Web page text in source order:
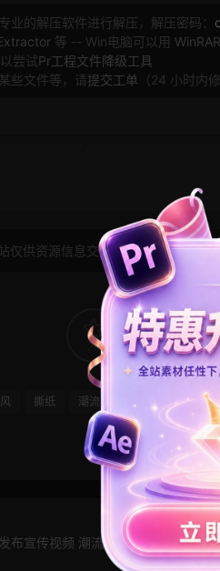
的解压软件进行解压，解压密码：
等 -- Win电脑可以用 WinRAR
尝试Pr工程文件降级工具
些文件等，请提交工单 （24 小时内修
仅供资源信息交流学习， 版权说明点
29 1
撕纸 潮流模板 自媒体模板
布宣传视频 潮流片
AE镜头光
CS3-